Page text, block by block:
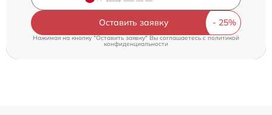
Оставить заявку
Нажимая на кнопку "Оставить заявку" Вы соглашаетесь cполитикой
конфиденциальности